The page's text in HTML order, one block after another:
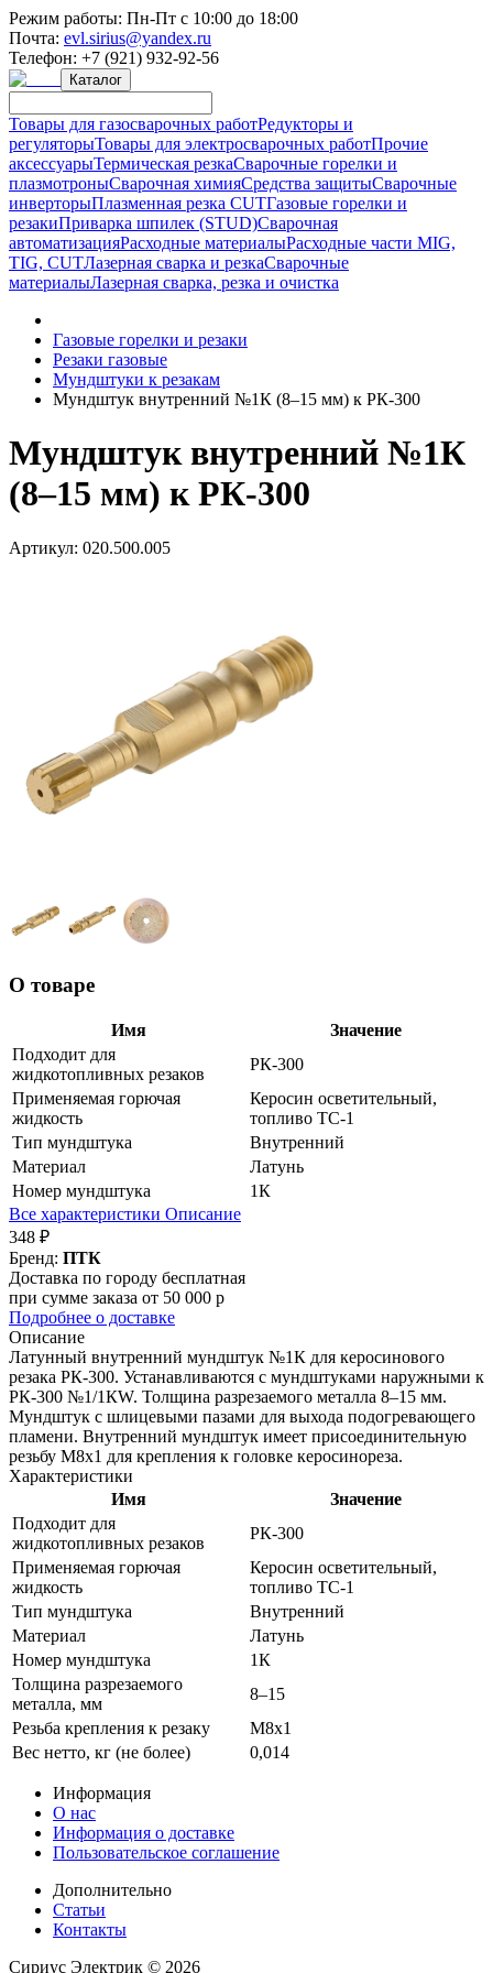
Режим работы: Пн-Пт с 10:00 до 18:00
Почта: evl.sirius@yandex.ru
Телефон: +7 (921) 932-92-56
Каталог
Товары для газосварочных работРедукторы и
регуляторыТовары для электросварочных работПрочие
аксессуарыТермическая резкаСварочные горелки и
плазмотроныСварочная химияСредства защитыСварочные
инверторыПлазменная резка CUTГазовые горелки и
резакиПриварка шпилек (STUD)Сварочная
автоматизацияРасходные материалыРасходные части MIG,
TIG, CUTЛазерная сварка и резкаСварочные
материалыЛазерная сварка, резка и очистка
Газовые горелки и резаки
Резаки газовые
Мундштуки к резакам
Мундштук внутренний №1К (8–15 мм) к РК-300
Мундштук внутренний №1К
(8–15 мм) к РК-300
Артикул: 020.500.005
О товаре
Имя
Значение
Подходит для
жидкотопливных резаков
РК-300
Применяемая горючая
жидкость
Керосин осветительный,
топливо ТС-1
Тип мундштука
Внутренний
Материал
Латунь
Номер мундштука
1К
Все характеристики Описание
348 ₽
Бренд: ПТК
Доставка по городу бесплатная
при сумме заказа от 50 000 р
Подробнее о доставке
Описание
Латунный внутренний мундштук №1К для керосинового
резака РК-300. Устанавливаются с мундштуками наружными к
РК-300 №1/1КW. Толщина разрезаемого металла 8–15 мм.
Мундштук с шлицевыми пазами для выхода подогревающего
пламени. Внутренний мундштук имеет присоединительную
резьбу М8х1 для крепления к головке керосинореза.
Характеристики
Имя
Значение
Подходит для
жидкотопливных резаков
РК-300
Применяемая горючая
жидкость
Керосин осветительный,
топливо ТС-1
Тип мундштука
Внутренний
Материал
Латунь
Номер мундштука
1К
Толщина разрезаемого
металла, мм
8–15
Резьба крепления к резаку
М8х1
Вес нетто, кг (не более)
0,014
Информация
О нас
Информация о доставке
Пользовательское соглашение
Дополнительно
Статьи
Контакты
Сириус Электрик © 2026